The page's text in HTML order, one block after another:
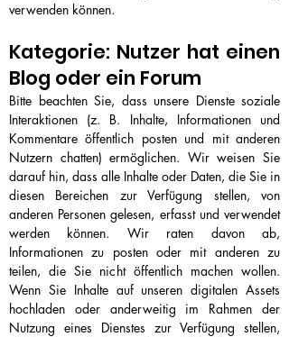
verwenden können.
Kategorie: Nutzer hat einen
Blog oder ein Forum
Bitte beachten Sie, dass unsere Dienste soziale
Interaktionen (z. B. Inhalte, Informationen und
Kommentare öffentlich posten und mit anderen
Nutzern chatten) ermöglichen. Wir weisen Sie
darauf hin, dass alle Inhalte oder Daten, die Sie in
diesen Bereichen zur Verfügung stellen, von
anderen Personen gelesen, erfasst und verwendet
werden können. Wir raten davon ab,
Informationen zu posten oder mit anderen zu
teilen, die Sie nicht öffentlich machen wollen.
Wenn Sie Inhalte auf unseren digitalen Assets
hochladen oder anderweitig im Rahmen der
Nutzung eines Dienstes zur Verfügung stellen,